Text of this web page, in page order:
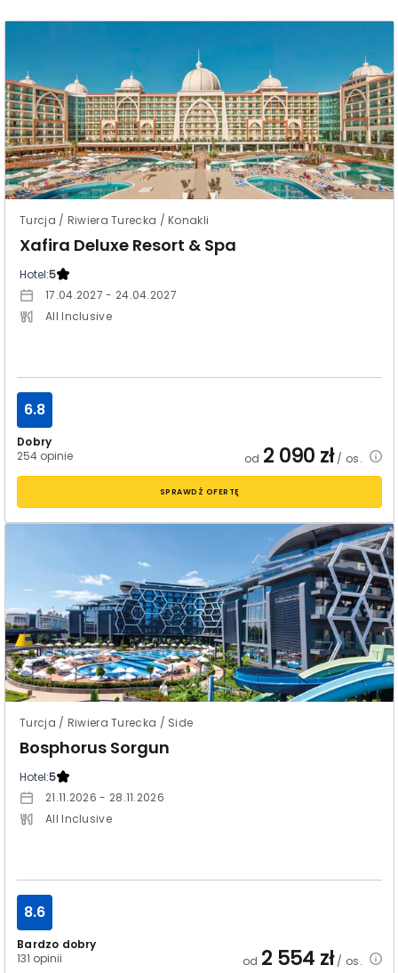
Turcja / Riwiera Turecka / Konakli
Xafira Deluxe Resort & Spa
Hotel:5
17.04.2027 - 24.04.2027
All Inclusive
Dobry
254 opinie
6.8
od 2 090 zł/ os.
SPRAWDŹ OFERTĘ
Turcja / Riwiera Turecka / Side
Bosphorus Sorgun
Hotel:5
21.11.2026 - 28.11.2026
All Inclusive
Bardzo dobry
131 opinii
8.6
od 2 554 zł/ os.